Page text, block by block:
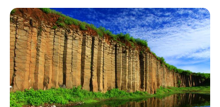
味わえるほか、自然生態や歴史人文にも恵まれて
います。玄武岩で有名な方山、海岸に延々と続く
サンゴ礁、砂浜、漁村文化、そして渡り鳥の生息
が島の主な観光スポットです。特に方山は、澎湖
ならではの景観を生み出していろ所です。また、
寒流と黒潮の交流点でもあるため、海の幸が豊富